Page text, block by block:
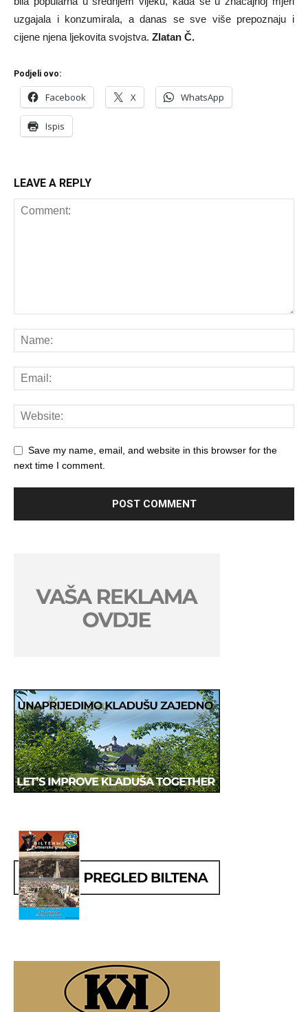
uzgajala i konzumirala, a danas se sve više prepoznaju i
cijene njena ljekovita svojstva. Zlatan Č.
Podjeli ovo:
Facebook X WhatsApp
Ispis
LEAVE A REPLY
Save my name, email, and website in this browser for the
next time I comment.